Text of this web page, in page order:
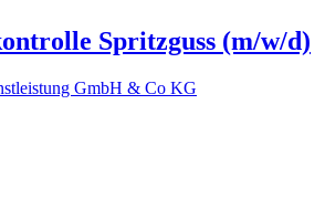
Spritzguss (m/w/d)
GmbH & Co KG